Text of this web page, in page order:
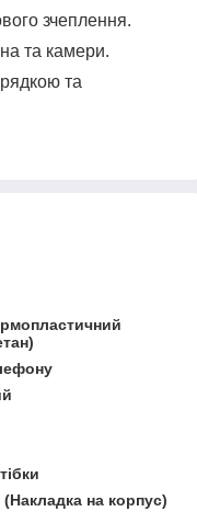
зчеплення.
та камери.
та
на корпус)